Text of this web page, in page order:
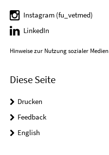
Instagram (fu_vetmed)
LinkedIn
Hinweise zur Nutzung sozialer Medien
Diese Seite
Drucken
Feedback
English